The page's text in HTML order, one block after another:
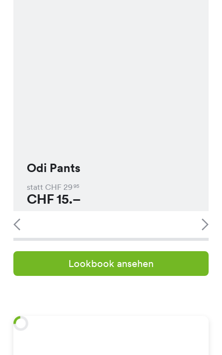
Odi Pants
statt CHF 2995
CHF15.–
Lookbook ansehen